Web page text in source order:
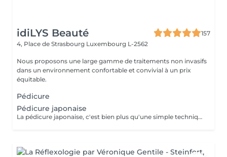
idiLYS Beauté
157
4, Place de Strasbourg Luxembourg L-2562
Nous proposons une large gamme de traitements non invasifs
dans un environnement confortable et convivial à un prix
équitable.
Pédicure
Pédicure japonaise
La pédicure japonaise, c'est bien plus qu'une simple technique de soin des ongles. Le but, c'est vraiment de redonner de l'éclat et de la vitalité aux ongles. Des ingrédients naturels sont utilisés pour chouchouter les ongles et mettre en valeur leur beauté innée : - on nourrit et on renforce les ongles avec des produits comme la cire d'abeille, le lait de riz et le soja. - on utilise des outils spécifiques et des techniques toutes douces, comme un polissage délicat et l'application de pâtes riches en nutriments.